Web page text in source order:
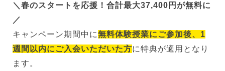
＼春のスタートを応援！合計最大37,400円が無料に
／
キャンペーン期間中に無料体験授業にご参加後、1
週間以内にご入会いただいた方に特典が適用となり
ます。